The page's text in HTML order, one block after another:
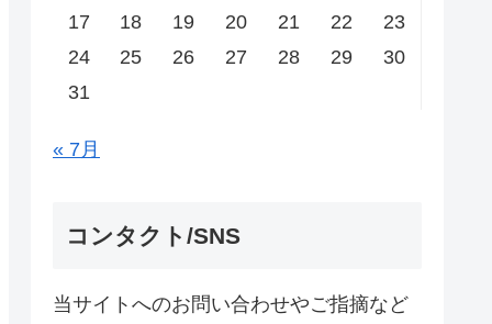
17
18 19 20 21 22
23
24
25 26 27 28 29
30
31
« 7月
コンタクト/SNS
当サイトへのお問い合わせやご指摘など